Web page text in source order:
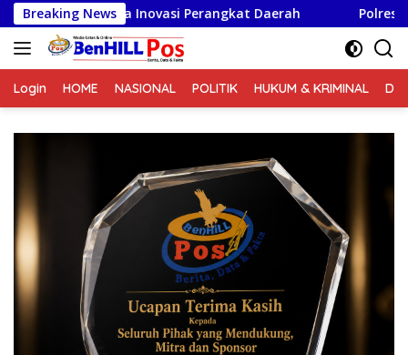
Langsung
ke
konten
Breaking News
Perangkat Daerah Polrestabes Medan Terima
Login HOME NASIONAL POLITIK HUKUM & KRIMINAL